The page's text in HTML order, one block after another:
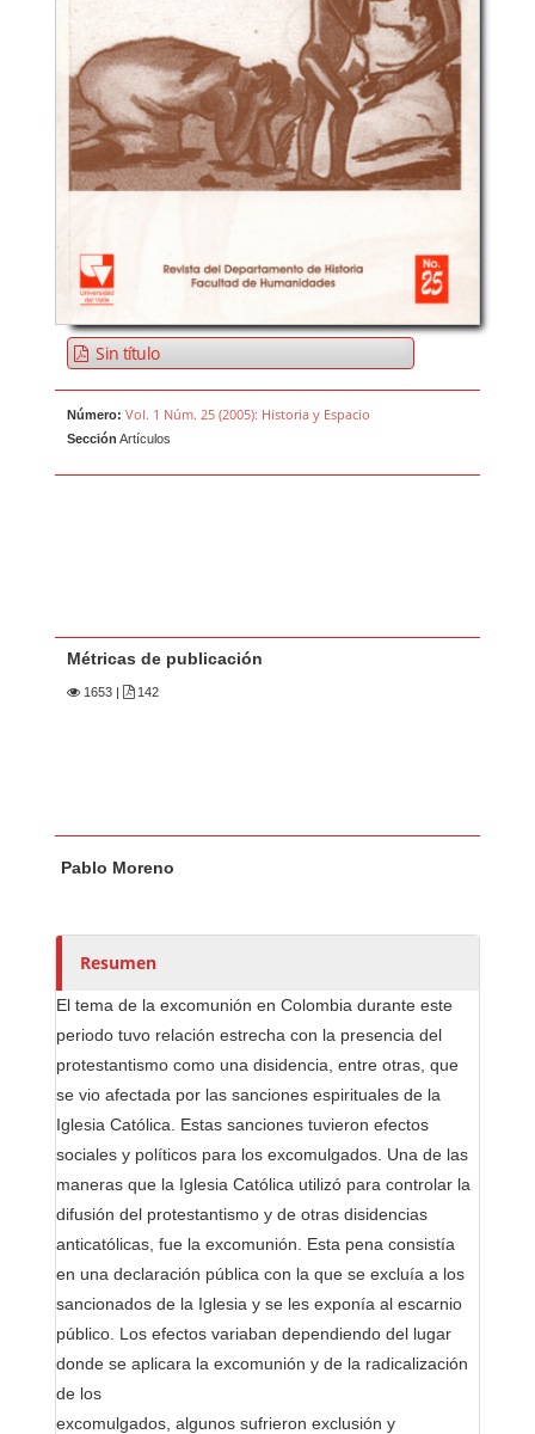
Sin título
Número: Vol. 1 Núm. 25 (2005): Historia y Espacio
Sección Artículos
Métricas de publicación
1653 | 142
u
o
e
s
/
a
s
Pablo Moreno
Resumen
El tema de la excomunión en Colombia durante este
periodo tuvo relación estrecha con la presencia del
protestantismo como una disidencia, entre otras, que
se vio afectada por las sanciones espirituales de la
Iglesia Católica. Estas sanciones tuvieron efectos
sociales y políticos para los excomulgados. Una de las
maneras que la Iglesia Católica utilizó para controlar la
difusión del protestantismo y de otras disidencias
anticatólicas, fue la excomunión. Esta pena consistía
en una declaración pública con la que se excluía a los
sancionados de la Iglesia y se les exponía al escarnio
público. Los efectos variaban dependiendo del lugar
donde se aplicara la excomunión y de la radicalización
de los
excomulgados, algunos sufrieron exclusión y